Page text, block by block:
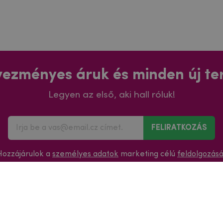
áruk és minden új
Legyen az első, aki hall róluk!
FELIRATKOZÁS
a személyes adatok marketing célú